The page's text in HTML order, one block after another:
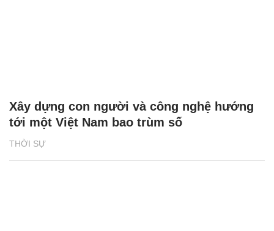
THỜI SỰ
Xây dựng con người và công nghệ hướng
tới một Việt Nam bao trùm số